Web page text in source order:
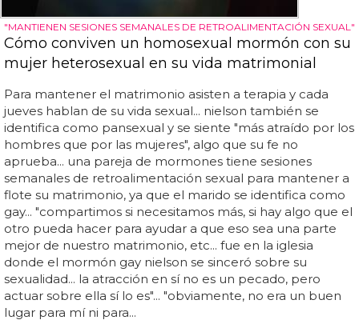
"MANTIENEN SESIONES SEMANALES DE RETROALIMENTACIÓN SEXUAL"
Cómo conviven un homosexual mormón con su
mujer heterosexual en su vida matrimonial
Para mantener el matrimonio asisten a terapia y cada
jueves hablan de su vida sexual... nielson también se
identifica como pansexual y se siente "más atraído por los
hombres que por las mujeres", algo que su fe no
aprueba... una pareja de mormones tiene sesiones
semanales de retroalimentación sexual para mantener a
flote su matrimonio, ya que el marido se identifica como
gay... "compartimos si necesitamos más, si hay algo que el
otro pueda hacer para ayudar a que eso sea una parte
mejor de nuestro matrimonio, etc... fue en la iglesia
donde el mormón gay nielson se sinceró sobre su
sexualidad... la atracción en sí no es un pecado, pero
actuar sobre ella sí lo es"... "obviamente, no era un buen
lugar para mí ni para...